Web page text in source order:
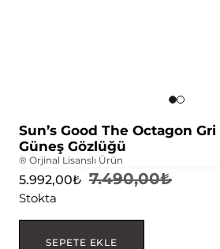
Sun’s Good The Octagon
Güneş Gözlüğü
® Orjinal Lisanslı Ürün
7.490,00₺
5.992,00₺
Stokta
SEPETE EKLE